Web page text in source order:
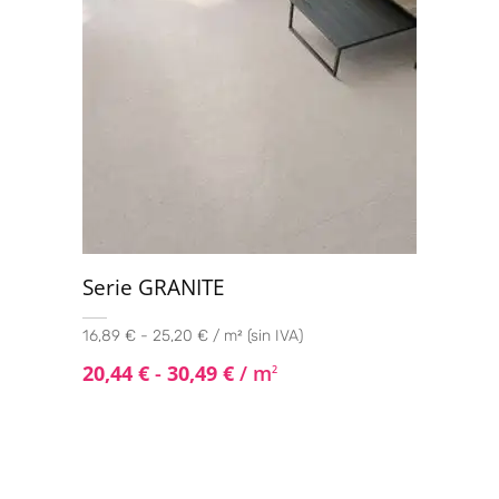
Serie GRANITE
16,89 € - 25,20 € / m² (sin IVA)
20,44 € - 30,49 € / m2